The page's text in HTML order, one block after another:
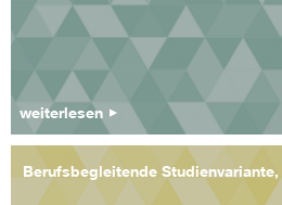
weiterlesen
Berufsbegleitende Studienvariante,